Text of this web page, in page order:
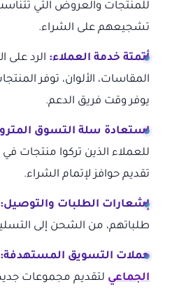
للمنتجات والعروض التي
تشجيعهم على الشراء.
أتمتة خدمة العملاء: الرد على
المقاسات، الألوان، توفر
يوفر وقت فريق الدعم.
استعادة سلة التسوق
للعملاء الذين تركوا منتجات
تقديم حوافز لإتمام الشراء.
إشعارات الطلبات والتوصيل:
طلباتهم، من الشحن إلى
حملات التسويق المستهدفة:
الجماعي لتقديم مجموعات